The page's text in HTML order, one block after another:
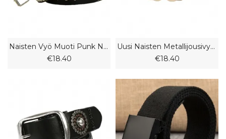
Naisten Vyö Muoti Punk Niitti Upotekoristeinen Leveä Vyö Ilmasilmukalla Farkkuvyö
€18.40
Uusi Naisten Metallijousivyö Muoti Kaunis Elastinen Joustava Vyötärötiiviste Mekko Vyötäröketju
€18.40